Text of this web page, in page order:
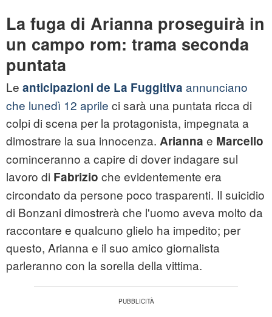
La fuga di Arianna proseguirà in
un campo rom: trama seconda
puntata
Le anticipazioni de La Fuggitiva annunciano
che lunedì 12 aprile ci sarà una puntata ricca di
colpi di scena per la protagonista, impegnata a
dimostrare la sua innocenza. Arianna e Marcello
cominceranno a capire di dover indagare sul
lavoro di Fabrizio che evidentemente era
circondato da persone poco trasparenti. Il suicidio
di Bonzani dimostrerà che l'uomo aveva molto da
raccontare e qualcuno glielo ha impedito; per
questo, Arianna e il suo amico giornalista
parleranno con la sorella della vittima.